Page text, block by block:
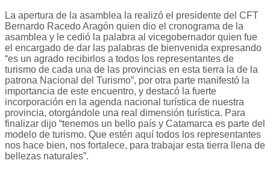
La apertura de la asamblea la realizó el presidente del CFT
Bernardo Racedo Aragón quien dio el cronograma de la
asamblea y le cedió la palabra al vicegobernador quien fue
el encargado de dar las palabras de bienvenida expresando
“es un agrado recibirlos a todos los representantes de
turismo de cada una de las provincias en esta tierra la de la
patrona Nacional del Turismo”, por otra parte manifestó la
importancia de este encuentro, y destacó la fuerte
incorporación en la agenda nacional turística de nuestra
provincia, otorgándole una real dimensión turística. Para
finalizar dijo “tenemos un bello país y Catamarca es parte del
modelo de turismo. Que estén aquí todos los representantes
nos hace bien, nos fortalece, para trabajar esta tierra llena de
bellezas naturales”.